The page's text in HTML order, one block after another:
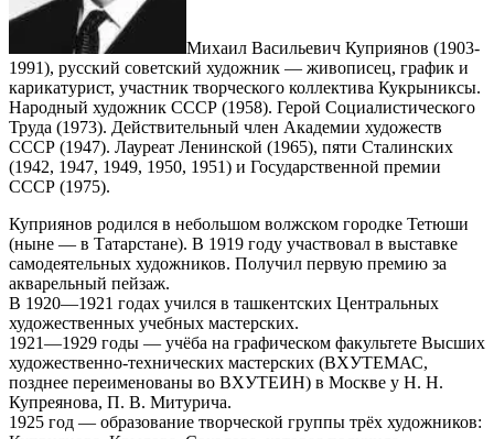
Михаил Васильевич Куприянов (1903-
1991), русский советский художник — живописец, график и
карикатурист, участник творческого коллектива Кукрыниксы.
Народный художник СССР (1958). Герой Социалистического
Труда (1973). Действительный член Академии художеств
СССР (1947). Лауреат Ленинской (1965), пяти Сталинских
(1942, 1947, 1949, 1950, 1951) и Государственной премии
СССР (1975).
Куприянов родился в небольшом волжском городке Тетюши
(ныне — в Татарстане). В 1919 году участвовал в выставке
самодеятельных художников. Получил первую премию за
акварельный пейзаж.
В 1920—1921 годах учился в ташкентских Центральных
художественных учебных мастерских.
1921—1929 годы — учёба на графическом факультете Высших
художественно-технических мастерских (ВХУТЕМАС,
позднее переименованы во ВХУТЕИН) в Москве у Н. Н.
Купреянова, П. В. Митурича.
1925 год — образование творческой группы трёх художников: